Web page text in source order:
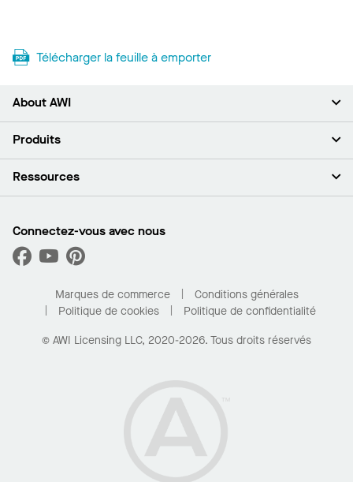
Télécharger la feuille à emporter
About AWI
À propos de nous
Espace presse
Développement durable
Quelles sont mes options d’achat?
Produits
Plafonds
Capacités sur mesure
Performance
Ressources
Trouver un distributeur
Trouver un distributeur
Pour la maison
Connectez-vous avec nous
Marques de commerce
Conditions générales
Politique de cookies
Politique de confidentialité
© AWI Licensing LLC, 2020-2026. Tous droits réservés